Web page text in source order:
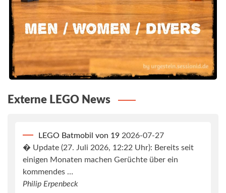
Externe LEGO News
LEGO Batmobil von 19 2026-07-27
� Update (27. Juli 2026, 12:22 Uhr): Bereits seit
einigen Monaten machen Gerüchte über ein
kommendes …
Philip Erpenbeck